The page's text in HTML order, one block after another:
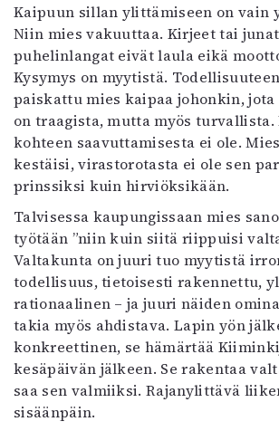
Kaipuun sillan ylittämiseen on vain
Niin mies vakuuttaa. Kirjeet tai
puhelinlangat eivät laula eikä
Kysymys on myytistä.
paiskattu mies kaipaa johonkin, jota
on traagista, mutta myös
kohteen saavuttamisesta ei ole.
kestäisi, virastorotasta ei ole sen
prinssiksi kuin hirviöksikään.
Talvisessa kaupungissaan mies
työtään ”niin kuin siitä riippuisi
Valtakunta on juuri tuo myytistä
todellisuus, tietoisesti rakennettu,
rationaalinen – ja juuri näiden
takia myös ahdistava. Lapin yön
konkreettinen, se hämärtää
kesäpäivän jälkeen. Se rakentaa
saa sen valmiiksi. Rajanylittävä
sisäänpäin.